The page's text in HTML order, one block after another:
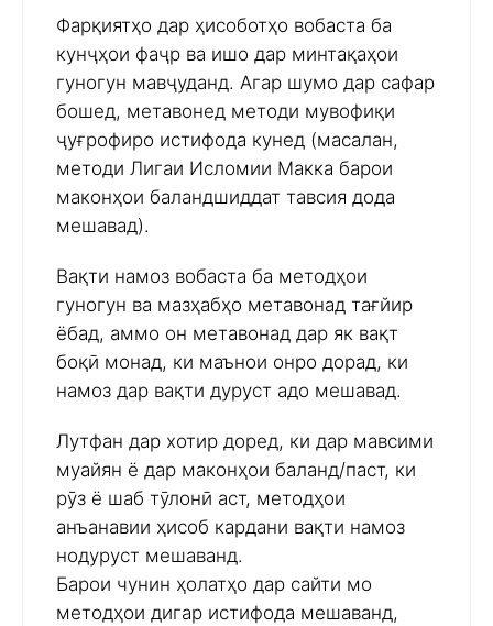
Фарқиятҳо дар ҳисоботҳо вобаста ба
кунҷҳои фаҷр ва ишо дар минтақаҳои
гуногун мавҷуданд. Агар шумо дар сафар
бошед, метавонед методи мувофиқи
ҷуғрофиро истифода кунед (масалан,
методи Лигаи Исломии Макка барои
маконҳои баландшиддат тавсия дода
мешавад).
Вақти намоз вобаста ба методҳои
гуногун ва мазҳабҳо метавонад тағйир
ёбад, аммо он метавонад дар як вақт
боқӣ монад, ки маънои онро дорад, ки
намоз дар вақти дуруст адо мешавад.
Лутфан дар хотир доред, ки дар мавсими
муайян ё дар маконҳои баланд/паст, ки
рӯз ё шаб тӯлонӣ аст, методҳои
анъанавии ҳисоб кардани вақти намоз
нодуруст мешаванд.
Барои чунин ҳолатҳо дар сайти мо
методҳои дигар истифода мешаванд,